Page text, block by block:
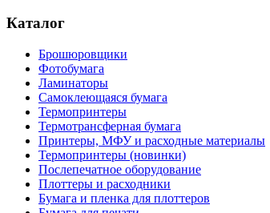
Каталог
Брошюровщики
Фотобумага
Ламинаторы
Самоклеющаяся бумага
Термопринтеры
Термотрансферная бумага
Принтеры, МФУ и расходные материалы
Термопринтеры (новинки)
Послепечатное оборудование
Плоттеры и расходники
Бумага и пленка для плоттеров